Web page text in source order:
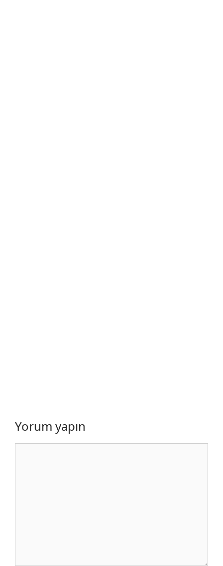
Yorum yapın